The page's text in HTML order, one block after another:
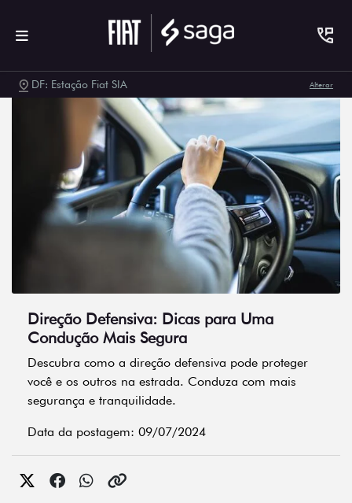
DF: Estação Fiat SIA Alterar
Direção Defensiva: Dicas para Uma
Condução Mais Segura
Descubra como a direção defensiva pode proteger
você e os outros na estrada. Conduza com mais
segurança e tranquilidade.
Data da postagem: 09/07/2024